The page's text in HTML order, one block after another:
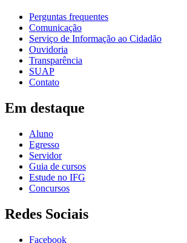
Perguntas frequentes
Comunicação
Serviço de Informação ao Cidadão
Ouvidoria
Transparência
SUAP
Contato
Em destaque
Aluno
Egresso
Servidor
Guia de cursos
Estude no IFG
Concursos
Redes Sociais
Facebook